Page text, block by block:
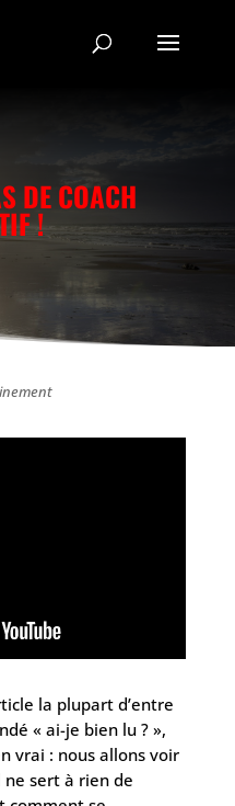
DE COACH
!
la plupart d’entre
« ai-je bien lu ? »,
vrai : nous allons voir
sert à rien de